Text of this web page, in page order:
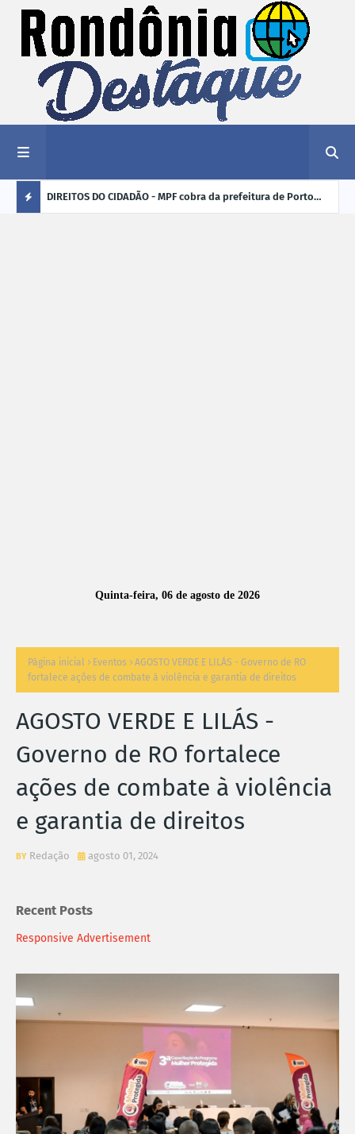
DIREITOS DO CIDADÃO - MPF cobra da prefeitura de Porto
Quinta-feira, 06 de agosto de 2026
Página inicial Eventos
AGOSTO VERDE E LILÁS - Governo de RO
fortalece ações de combate à violência e garantia de direitos
AGOSTO VERDE E LILÁS -
Governo de RO fortalece
ações de combate à violência
e garantia de direitos
Redação agosto 01, 2024
Recent Posts
Responsive Advertisement